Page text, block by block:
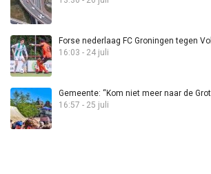
Forse nederlaag FC Groningen tegen
16:03 - 24 juli
Gemeente: “Kom niet meer naar de
16:57 - 25 juli